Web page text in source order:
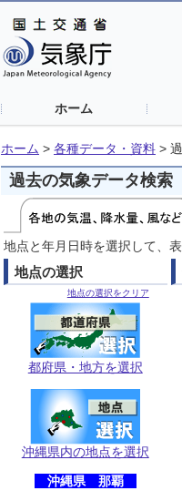
ホーム
ホーム > 各種データ・資料 >
過去の気象データ検索
地点と年月日時を選択して、
地点の選択
地点の選択をクリア
都府県・地方を選択
沖縄県内の地点を選択
沖縄県 那覇